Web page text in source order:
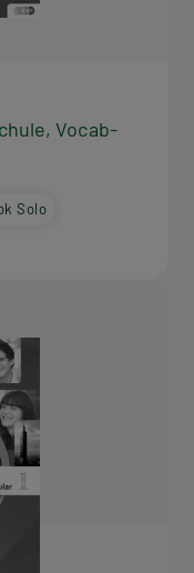
Vocab-
Solo